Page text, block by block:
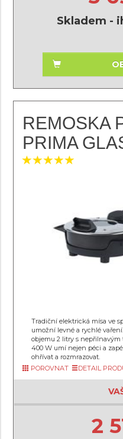
Skladem -
REMOSKA
PRIMA
Tradiční elektrická mísa ve
umožní levné a rychlé
objemu 2 litry s
400 W umí nejen péci a
ohřívat a rozmrazovat.
POROVNAT
DETAIL
2